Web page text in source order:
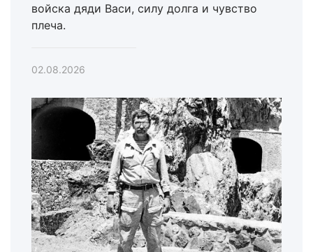
войска дяди Васи, силу долга и чувство
плеча.
02.08.2026